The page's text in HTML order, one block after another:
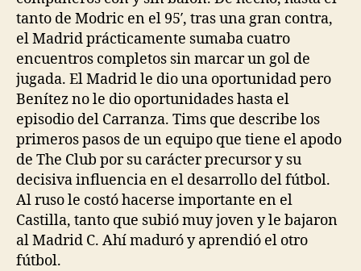
tanto de Modric en el 95′, tras una gran contra,
el Madrid prácticamente sumaba cuatro
encuentros completos sin marcar un gol de
jugada. El Madrid le dio una oportunidad pero
Benítez no le dio oportunidades hasta el
episodio del Carranza. Tims que describe los
primeros pasos de un equipo que tiene el apodo
de The Club por su carácter precursor y su
decisiva influencia en el desarrollo del fútbol.
Al ruso le costó hacerse importante en el
Castilla, tanto que subió muy joven y le bajaron
al Madrid C. Ahí maduró y aprendió el otro
fútbol.